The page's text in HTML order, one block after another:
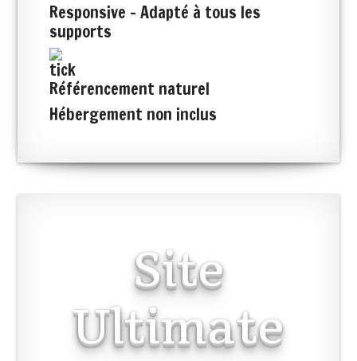
Responsive - Adapté à tous les
supports
Référencement naturel
Hébergement non inclus
Site
Ultimate